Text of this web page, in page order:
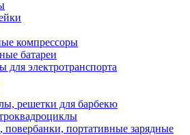
компрессоры
батареи
для электротранспорта
решетки для барбекю
портативные зарядные